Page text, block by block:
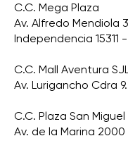
C.C. Mega Plaza
Av. Alfredo Mendiola
Independencia 15311
C.C. Mall Aventura
Av. Lurigancho Cdra
C.C. Plaza San Miguel
Av. de la Marina